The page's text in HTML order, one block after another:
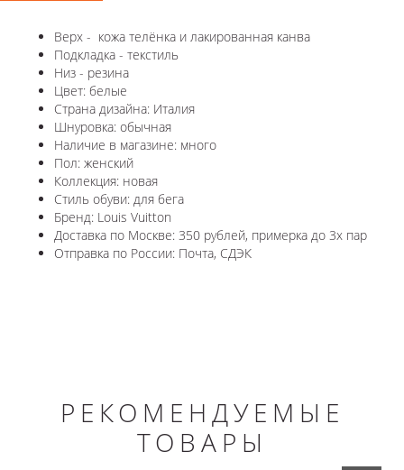
Верх - кожа телёнка и лакированная канва
Подкладка - текстиль
Низ - резина
Цвет: белые
Страна дизайна: Италия
Шнуровка: обычная
Наличие в магазине: много
Пол: женский
Коллекция: новая
Стиль обуви: для бега
Бренд: Louis Vuitton
Доставка по Москве: 350 рублей, примерка до 3х пар
Отправка по России: Почта, СДЭК
РЕКОМЕНДУЕМЫЕ
ТОВАРЫ